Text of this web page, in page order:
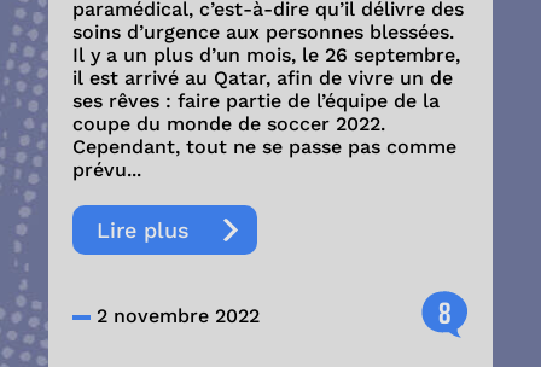
paramédical, c’est-à-dire qu’il délivre des
soins d’urgence aux personnes blessées.
Il y a un plus d’un mois, le 26 septembre,
il est arrivé au Qatar, afin de vivre un de
ses rêves : faire partie de l’équipe de la
coupe du monde de soccer 2022.
Cependant, tout ne se passe pas comme
prévu...
Lire plus
2 novembre 2022 8